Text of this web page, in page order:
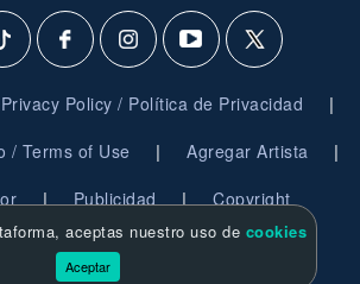
Privacy Policy / Política de Privacidad |
/ Terms of Use | Agregar Artista |
| Publicidad | Copyright
- Derechos Reservados
aceptas nuestro uso de cookies
Aceptar